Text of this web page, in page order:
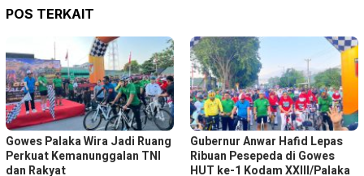
POS TERKAIT
Gowes Palaka Wira Jadi Ruang
Perkuat Kemanunggalan TNI
dan Rakyat
Gubernur Anwar Hafid Lepas
Ribuan Pesepeda di Gowes
HUT ke-1 Kodam XXIII/Palaka